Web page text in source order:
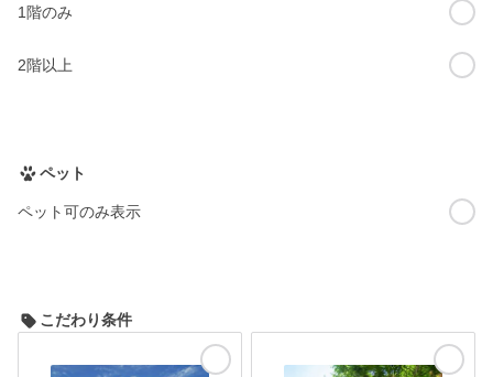
1階のみ
2階以上
ペット
ペット可のみ表示
こだわり条件